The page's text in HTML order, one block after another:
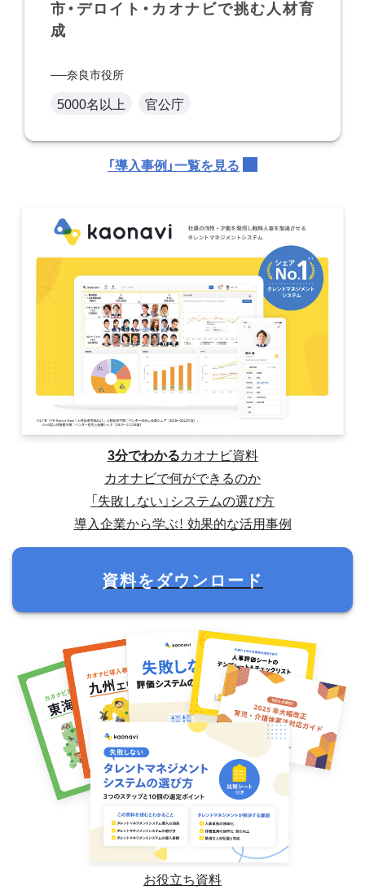
市・デロイト・カオナビで挑む人材育
成
奈良市役所
5000名以上 官公庁
「導入事例」一覧を見る
3分でわかるカオナビ資料
カオナビで何ができるのか
「失敗しない」システムの選び方
導入企業から学ぶ！ 効果的な活用事例
資料をダウンロード
お役立ち資料